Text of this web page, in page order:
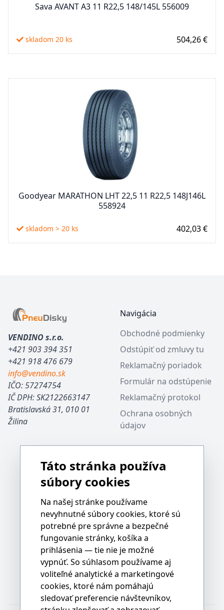
Sava AVANT A3 11 R22,5 148/145L 556009
skladom 20 ks 504,26 €
Goodyear MARATHON LHT 22,5 11 R22,5 148J146L
558924
skladom > 20 ks 402,03 €
VENDINO s.r.o.
+421 903 394 351
+421 918 476 679
info@vendino.sk
IČO: 57274754
IČ DPH: SK2122663147
Bratislavská 31, 010 01
Žilina
Navigácia
Obchodné podmienky
Odstúpiť od zmluvy tu
Reklamačný poriadok
Formulár na odstúpenie
Reklamačný protokol
Ochrana osobných
údajov
Táto stránka používa
súbory cookies
Na našej stránke používame
nevyhnutné súbory cookies, ktoré sú
potrebné pre správne a bezpečné
fungovanie stránky, košíka a
prihlásenia — tie nie je možné
vypnúť. So súhlasom používame aj
voliteľné analytické a marketingové
cookies, ktoré nám pomáhajú
sledovať preferencie návštevníkov,